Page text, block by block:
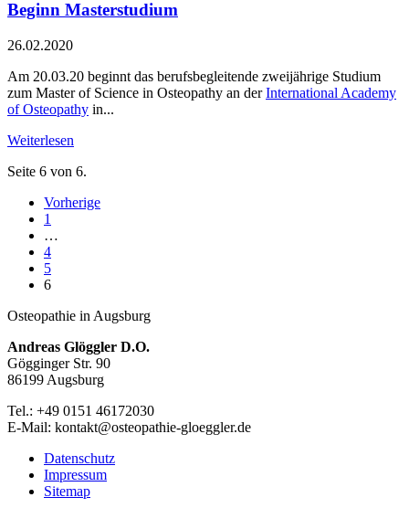
Beginn Masterstudium
26.02.2020
Am 20.03.20 beginnt das berufsbegleitende zweijährige Studium
zum Master of Science in Osteopathy an derInternational Academy
of Osteopathy in...
Weiterlesen
Seite 6 von 6.
Vorherige
1
…
4
5
6
Osteopathie in Augsburg
Andreas Glöggler D.O.
Gögginger Str. 90
86199 Augsburg
Tel.: +49 0151 46172030
E-Mail: kontakt@osteopathie-gloeggler.de
Datenschutz
Impressum
Sitemap